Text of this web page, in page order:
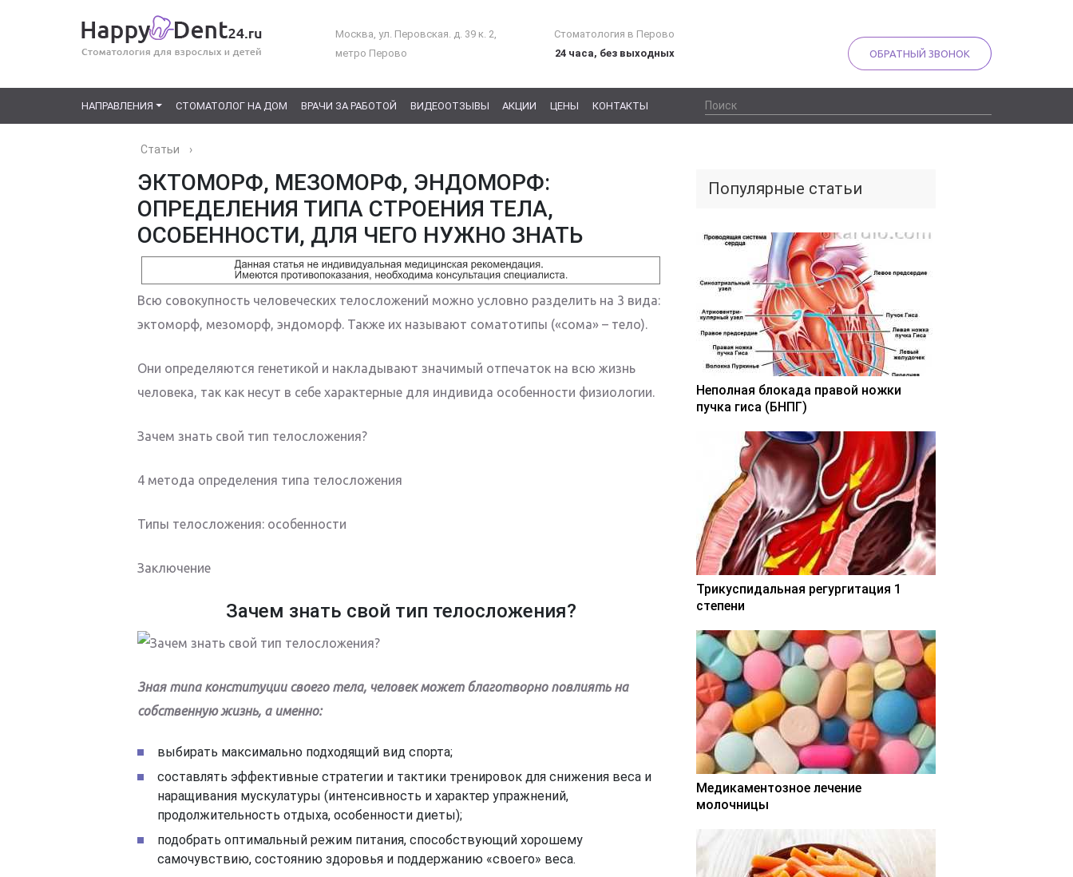
Москва, ул. Перовская. д. 39 к. 2,
метро Перово
Стоматология в Перово
24 часа, без выходных
ОБРАТНЫЙ ЗВОНОК
НАПРАВЛЕНИЯ СТОМАТОЛОГ НА ДОМ ВРАЧИ ЗА РАБОТОЙ ВИДЕООТЗЫВЫ АКЦИИ ЦЕНЫ КОНТАКТЫ
Статьи ›
ЭКТОМОРФ, МЕЗОМОРФ, ЭНДОМОРФ:
ОПРЕДЕЛЕНИЯ ТИПА СТРОЕНИЯ ТЕЛА,
ОСОБЕННОСТИ, ДЛЯ ЧЕГО НУЖНО ЗНАТЬ
Всю совокупность человеческих телосложений можно условно разделить на 3 вида:
эктоморф, мезоморф, эндоморф. Также их называют соматотипы («сома» – тело).
Они определяются генетикой и накладывают значимый отпечаток на всю жизнь
человека, так как несут в себе характерные для индивида особенности физиологии.
Зачем знать свой тип телосложения?
4 метода определения типа телосложения
Типы телосложения: особенности
Заключение
Зачем знать свой тип телосложения?
Зная типа конституции своего тела, человек может благотворно повлиять на
собственную жизнь, а именно:
выбирать максимально подходящий вид спорта;
составлять эффективные стратегии и тактики тренировок для снижения веса и
наращивания мускулатуры (интенсивность и характер упражнений,
продолжительность отдыха, особенности диеты);
подобрать оптимальный режим питания, способствующий хорошему
самочувствию, состоянию здоровья и поддержанию «своего» веса.
Популярные статьи
Неполная блокада правой ножки
пучка гиса (БНПГ)
Трикуспидальная регургитация 1
степени
Медикаментозное лечение
молочницы